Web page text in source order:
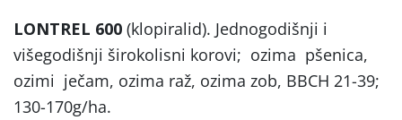
LONTREL 600 (klopiralid). Jednogodišnji i
višegodišnji širokolisni korovi; ozima pšenica,
ozimi ječam, ozima raž, ozima zob, BBCH 21-39;
130-170g/ha.